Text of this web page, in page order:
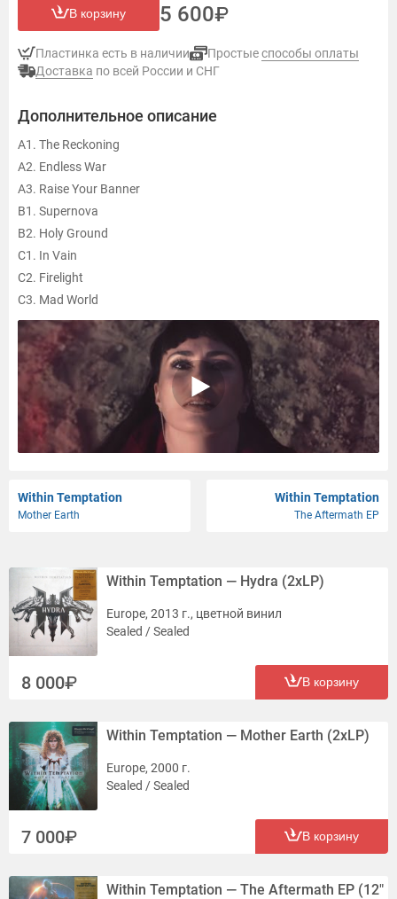
В корзину 5 600
Пластинка есть в наличии Простыеспособы оплаты
Доставка по всей России и СНГ
Дополнительное описание
A1. The Reckoning
A2. Endless War
A3. Raise Your Banner
B1. Supernova
B2. Holy Ground
C1. In Vain
C2. Firelight
C3. Mad World
D1. Mercy Mirror
D2. Trophy Hunter
Within Temptation
Mother Earth
Within Temptation
The Aftermath EP
Within Temptation — Hydra (2xLP)
Europe, 2013 г., цветной винил
Sealed / Sealed
8 000 В корзину
Within Temptation — Mother Earth (2xLP)
Europe, 2000 г.
Sealed / Sealed
7 000 В корзину
Within Temptation — The Aftermath EP (12"